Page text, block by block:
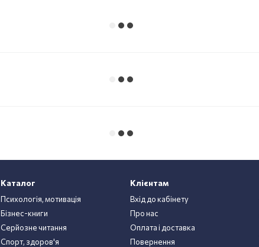
Каталог
Психологія, мотивація
Бізнес-книги
Серйозне читання
Спорт, здоров'я
Клієнтам
Вхід до кабінету
Про нас
Оплата і доставка
Повернення